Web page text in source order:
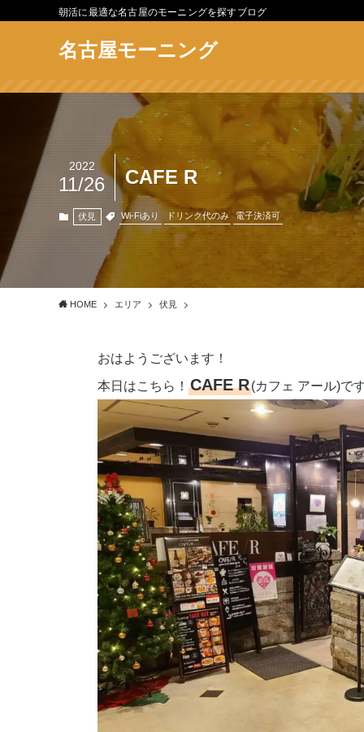
朝活に最適な名古屋のモーニングを探すブログ
名古屋モーニング
CAFE R
2022
11/26
伏見 Wi-Fiあり ドリンク代のみ 電子決済可
HOME エリア 伏見
おはようございます！
本日はこちら！ CAFE R(カフェ アール)で